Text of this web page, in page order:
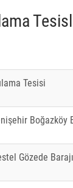
Tesisi
Boğazköy
Gözede